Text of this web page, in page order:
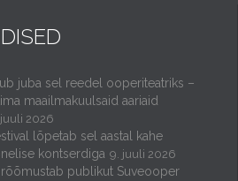
juba sel reedel ooperiteatriks –
maailmakuulsaid aariaid
2026
lõpetab sel aastal kahe
kontserdiga 9. juuli 2026
publikut Suveooper